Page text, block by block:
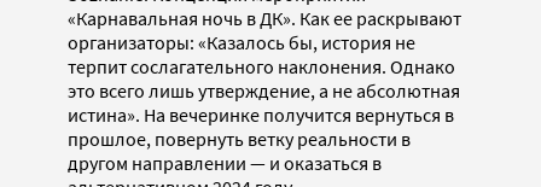
«Карнавальная ночь в ДК». Как ее раскрывают
организаторы: «Казалось бы, история не
терпит сослагательного наклонения. Однако
это всего лишь утверждение, а не абсолютная
истина». На вечеринке получится вернуться в
прошлое, повернуть ветку реальности в
другом направлении — и оказаться в